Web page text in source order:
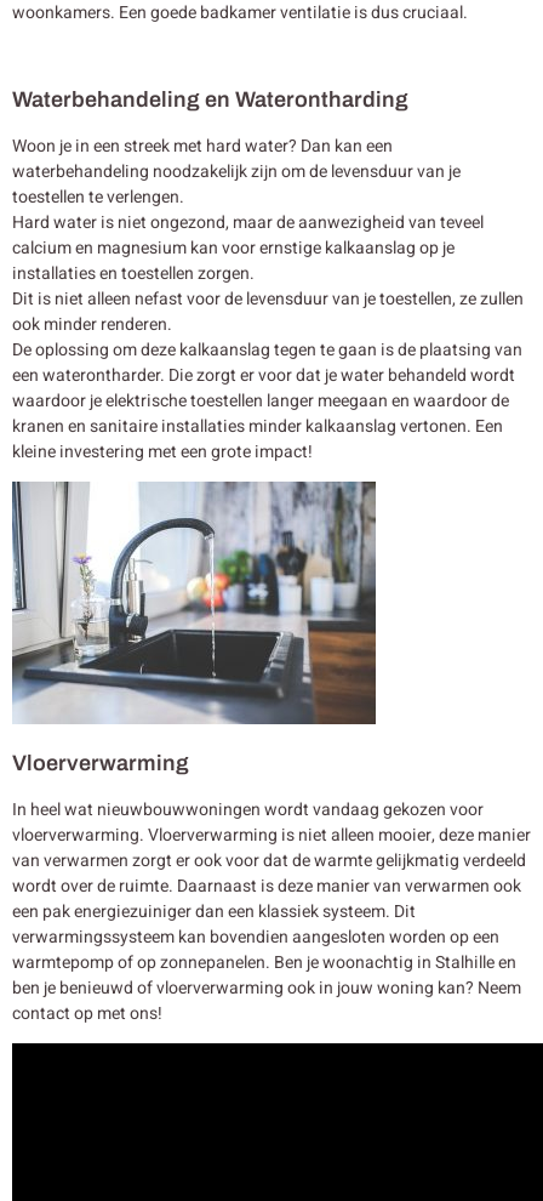
woonkamers. Een goede badkamer ventilatie is dus cruciaal.
Waterbehandeling en Waterontharding
Woon je in een streek met hard water? Dan kan een
waterbehandeling noodzakelijk zijn om de levensduur van je
toestellen te verlengen.
Hard water is niet ongezond, maar de aanwezigheid van teveel
calcium en magnesium kan voor ernstige kalkaanslag op je
installaties en toestellen zorgen.
Dit is niet alleen nefast voor de levensduur van je toestellen, ze zullen
ook minder renderen.
De oplossing om deze kalkaanslag tegen te gaan is de plaatsing van
een waterontharder. Die zorgt er voor dat je water behandeld wordt
waardoor je elektrische toestellen langer meegaan en waardoor de
kranen en sanitaire installaties minder kalkaanslag vertonen. Een
kleine investering met een grote impact!
Vloerverwarming
In heel wat nieuwbouwwoningen wordt vandaag gekozen voor
vloerverwarming. Vloerverwarming is niet alleen mooier, deze manier
van verwarmen zorgt er ook voor dat de warmte gelijkmatig verdeeld
wordt over de ruimte. Daarnaast is deze manier van verwarmen ook
een pak energiezuiniger dan een klassiek systeem. Dit
verwarmingssysteem kan bovendien aangesloten worden op een
warmtepomp of op zonnepanelen. Ben je woonachtig in Stalhille en
ben je benieuwd of vloerverwarming ook in jouw woning kan? Neem
contact op met ons!